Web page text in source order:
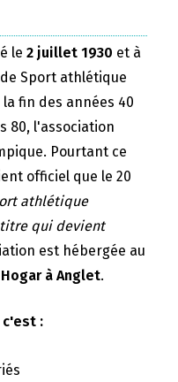
le 2 juillet 1930 et à
Sport athlétique
fin des années 40
80, l'association
Pourtant ce
officiel que le 20
athlétique
titre qui devient
est hébergée au
à Anglet.
c'est :